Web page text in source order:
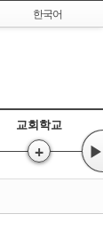
한국어
교회학교
+ ▶